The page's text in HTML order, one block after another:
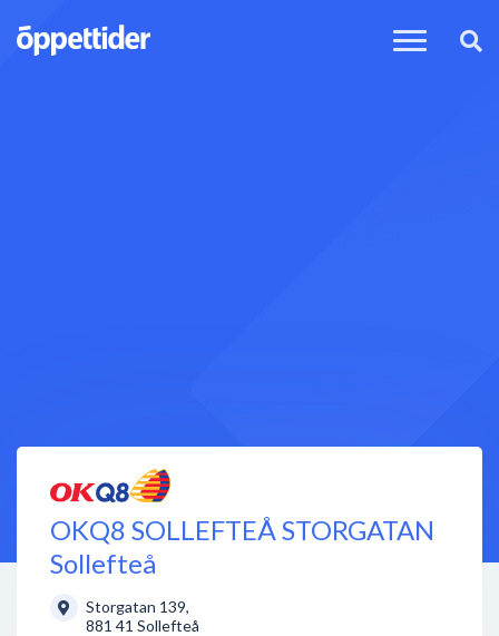
OKQ8 SOLLEFTEÅ STORGATAN
Sollefteå
Storgatan 139,
881 41 Sollefteå